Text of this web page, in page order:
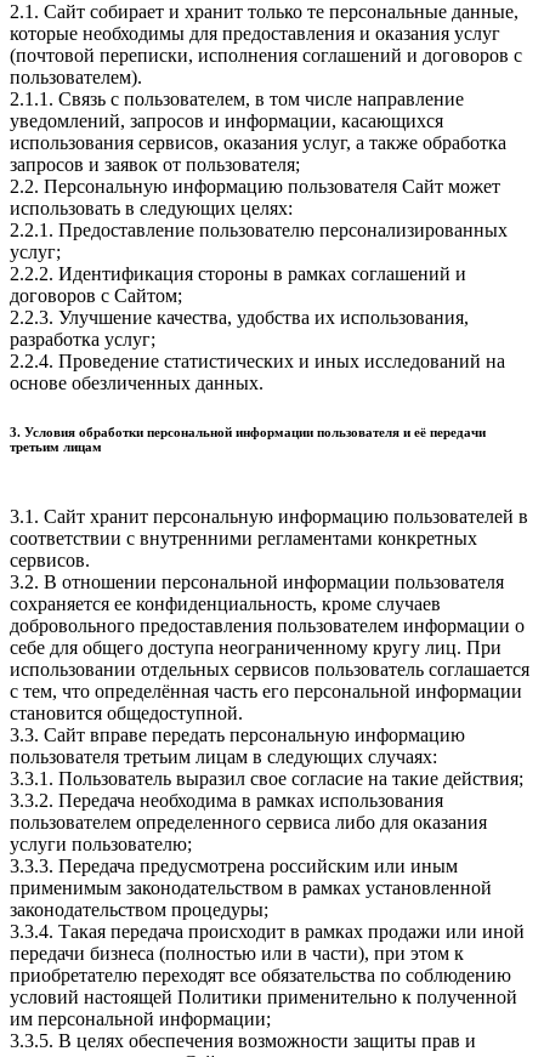
2.1. Сайт собирает и хранит только те персональные данные,
которые необходимы для предоставления и оказания услуг
(почтовой переписки, исполнения соглашений и договоров с
пользователем).
2.1.1. Связь с пользователем, в том числе направление
уведомлений, запросов и информации, касающихся
использования сервисов, оказания услуг, а также обработка
запросов и заявок от пользователя;
2.2. Персональную информацию пользователя Сайт может
использовать в следующих целях:
2.2.1. Предоставление пользователю персонализированных
услуг;
2.2.2. Идентификация стороны в рамках соглашений и
договоров с Сайтом;
2.2.3. Улучшение качества, удобства их использования,
разработка услуг;
2.2.4. Проведение статистических и иных исследований на
основе обезличенных данных.
3. Условия обработки персональной информации пользователя и её передачи
третьим лицам
3.1. Сайт хранит персональную информацию пользователей в
соответствии с внутренними регламентами конкретных
сервисов.
3.2. В отношении персональной информации пользователя
сохраняется ее конфиденциальность, кроме случаев
добровольного предоставления пользователем информации о
себе для общего доступа неограниченному кругу лиц. При
использовании отдельных сервисов пользователь соглашается
с тем, что определённая часть его персональной информации
становится общедоступной.
3.3. Сайт вправе передать персональную информацию
пользователя третьим лицам в следующих случаях:
3.3.1. Пользователь выразил свое согласие на такие действия;
3.3.2. Передача необходима в рамках использования
пользователем определенного сервиса либо для оказания
услуги пользователю;
3.3.3. Передача предусмотрена российским или иным
применимым законодательством в рамках установленной
законодательством процедуры;
3.3.4. Такая передача происходит в рамках продажи или иной
передачи бизнеса (полностью или в части), при этом к
приобретателю переходят все обязательства по соблюдению
условий настоящей Политики применительно к полученной
им персональной информации;
3.3.5. В целях обеспечения возможности защиты прав и